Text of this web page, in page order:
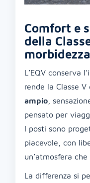
Comfort e
della
morbidezza
L’EQV conserva
rende la Classe V
ampio ,
pensato per
I posti sono
piacevole, con
un’atmosfera
La differenza si